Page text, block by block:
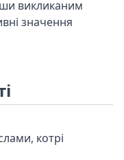
викликаним
значення
котрі